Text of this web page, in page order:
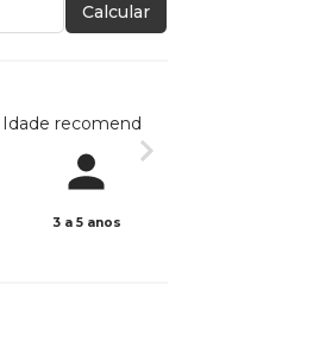
Calcular
Idade recomendada
3 a 5 anos